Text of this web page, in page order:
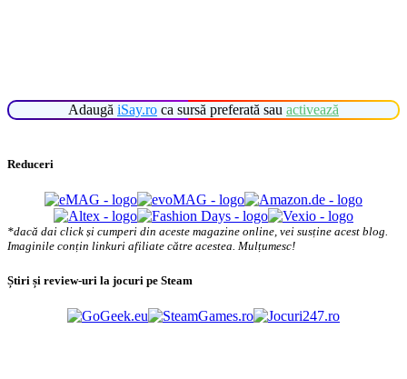
Adaugă iSay.ro ca sursă preferată sau activează
Reduceri
*dacă dai click și cumperi din aceste magazine online, vei susține acest blog.
Imaginile conțin linkuri afiliate către acestea. Mulțumesc!
Știri și review-uri la jocuri pe Steam